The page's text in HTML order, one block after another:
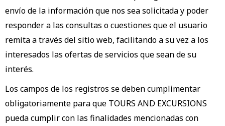
envío de la información que nos sea solicitada y poder
responder a las consultas o cuestiones que el usuario
remita a través del sitio web, facilitando a su vez a los
interesados las ofertas de servicios que sean de su
interés.
Los campos de los registros se deben cumplimentar
obligatoriamente para que TOURS AND EXCURSIONS
pueda cumplir con las finalidades mencionadas con